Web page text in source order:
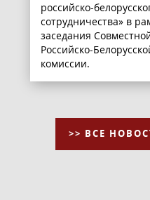
российско-
сотрудничества» в
заседания
Российско-
комиссии.
>> ВСЕ